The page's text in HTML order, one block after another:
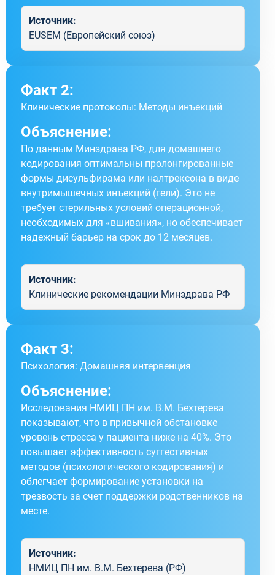
Источник:
EUSEM (Европейский союз)
Факт 2:
Клинические протоколы: Методы инъекций
Объяснение:
По данным Минздрава РФ, для домашнего
кодирования оптимальны пролонгированные
формы дисульфирама или налтрексона в виде
внутримышечных инъекций (гели). Это не
требует стерильных условий операционной,
необходимых для «вшивания», но обеспечивает
надежный барьер на срок до 12 месяцев.
Источник:
Клинические рекомендации Минздрава РФ
Факт 3:
Психология: Домашняя интервенция
Объяснение:
Исследования НМИЦ ПН им. В.М. Бехтерева
показывают, что в привычной обстановке
уровень стресса у пациента ниже на 40%. Это
повышает эффективность суггестивных
методов (психологического кодирования) и
облегчает формирование установки на
трезвость за счет поддержки родственников на
месте.
Источник:
НМИЦ ПН им. В.М. Бехтерева (РФ)